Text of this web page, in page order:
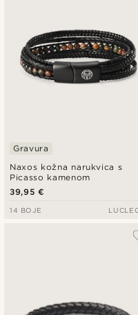
Naxos kožna narukvica s
Picasso kamenom
Gravura
39,95 €
14 BOJE